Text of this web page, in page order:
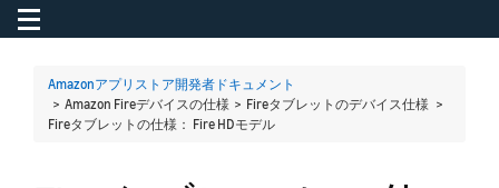
Toggle navigation
Amazonアプリストア開発者ドキュメント
> Amazon Fireデバイスの仕様 > Fireタブレットのデバイス仕様 >
Fireタブレットの仕様： Fire HDモデル